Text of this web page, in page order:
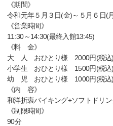
《期間》
令和元年５月３日(金)～５月６日(
《営業時間》
11:30～14:30(最終入館13:45)
《料 金》
大 人 おひとり様 2000円(税込
小学生 おひとり様 1500円(税込)
幼 児 おひとり様 1000円(税込
《内 容》
和洋折衷バイキング+ソフトドリ
《制限時間》
90分